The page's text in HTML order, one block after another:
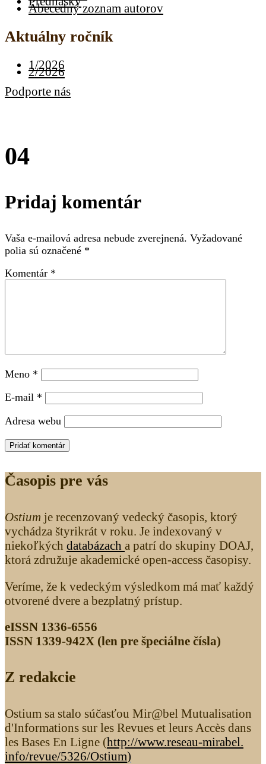
Abecedný zoznam autorov
Aktuálny ročník
1/2026
2/2026
Podporte nás
04
Pridaj komentár
Vaša e-mailová adresa nebude zverejnená. Vyžadované
polia sú označené *
Komentár *
Meno *
E-mail *
Adresa webu
Časopis pre vás
Ostium je recenzovaný vedecký časopis, ktorý
vychádza štyrikrát v roku. Je indexovaný v
niekoľkých databázach a patrí do skupiny DOAJ,
ktorá združuje akademické open-access časopisy.
Veríme, že k vedeckým výsledkom má mať každý
otvorené dvere a bezplatný prístup.
eISSN 1336-6556
ISSN 1339­-942X (len pre špeciálne čísla)
Z redakcie
Ostium sa stalo súčasťou Mir@bel Mutualisation
d'Informations sur les Revues et leurs Accès dans
les Bases En Ligne (http://www.reseau-mirabel.
info/revue/5326/Ostium)